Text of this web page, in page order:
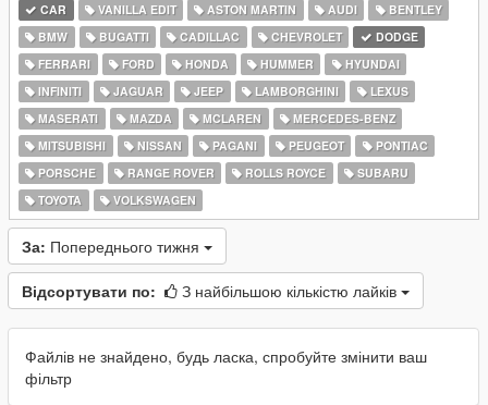
CAR VANILLA EDIT ASTON MARTIN AUDI
BENTLEY
BMW
BUGATTI CADILLAC CHEVROLET
DODGE
FERRARI
FORD HONDA HUMMER
HYUNDAI
INFINITI
JAGUAR JEEP LAMBORGHINI
LEXUS
MASERATI
MAZDA MCLAREN
MERCEDES-BENZ
MITSUBISHI
NISSAN PAGANI PEUGEOT
PONTIAC
PORSCHE
RANGE ROVER ROLLS ROYCE
SUBARU
TOYOTA
VOLKSWAGEN
За: Попереднього тижня
Відсортувати по: З найбільшою кількістю лайків
Файлів не знайдено, будь ласка, спробуйте змінити ваш
фільтр